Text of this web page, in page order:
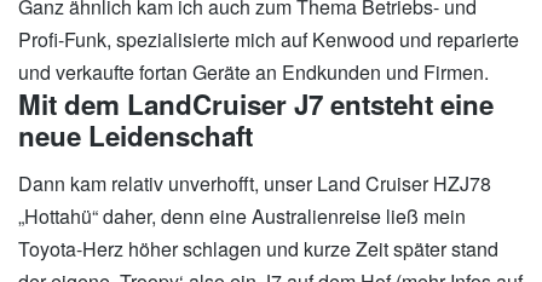
Ganz ähnlich kam ich auch zum Thema Betriebs- und
Profi-Funk, spezialisierte mich auf Kenwood und reparierte
und verkaufte fortan Geräte an Endkunden und Firmen.
Mit dem LandCruiser J7 entsteht eine
neue Leidenschaft
Dann kam relativ unverhofft, unser Land Cruiser HZJ78
„Hottahü“ daher, denn eine Australienreise ließ mein
Toyota-Herz höher schlagen und kurze Zeit später stand